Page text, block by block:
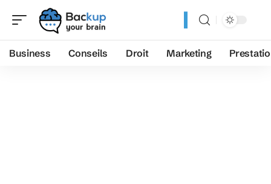
Business Conseils Droit Marketing